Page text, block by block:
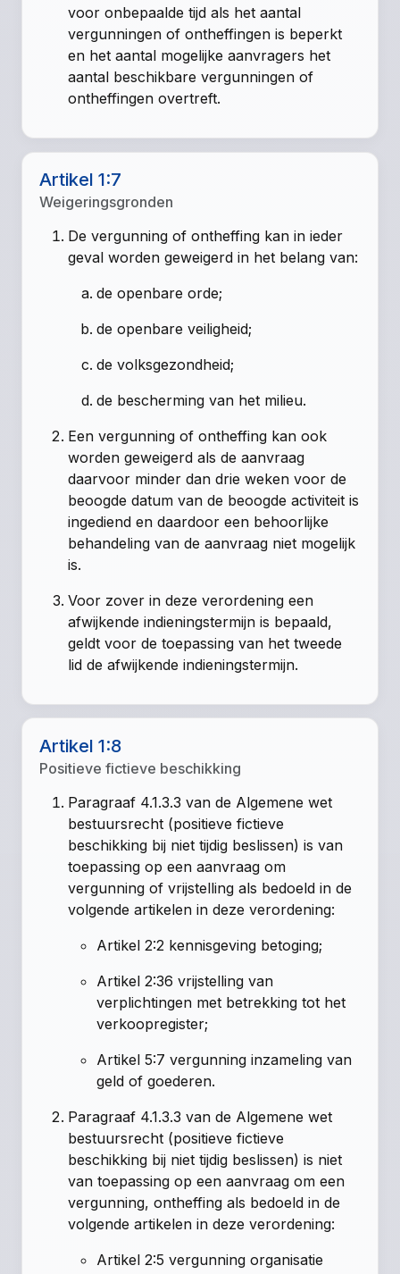
voor onbepaalde tijd als het aantal
vergunningen of ontheffingen is beperkt
en het aantal mogelijke aanvragers het
aantal beschikbare vergunningen of
ontheffingen overtreft.
Artikel 1:7
Weigeringsgronden
De vergunning of ontheffing kan in ieder
geval worden geweigerd in het belang van:
de openbare orde;
de openbare veiligheid;
de volksgezondheid;
de bescherming van het milieu.
Een vergunning of ontheffing kan ook
worden geweigerd als de aanvraag
daarvoor minder dan drie weken voor de
beoogde datum van de beoogde activiteit is
ingediend en daardoor een behoorlijke
behandeling van de aanvraag niet mogelijk
is.
Voor zover in deze verordening een
afwijkende indieningstermijn is bepaald,
geldt voor de toepassing van het tweede
lid de afwijkende indieningstermijn.
Artikel 1:8
Positieve fictieve beschikking
Paragraaf 4.1.3.3 van de Algemene wet
bestuursrecht (positieve fictieve
beschikking bij niet tijdig beslissen) is van
toepassing op een aanvraag om
vergunning of vrijstelling als bedoeld in de
volgende artikelen in deze verordening:
Artikel 2:2 kennisgeving betoging;
Artikel 2:36 vrijstelling van
verplichtingen met betrekking tot het
verkoopregister;
Artikel 5:7 vergunning inzameling van
geld of goederen.
Paragraaf 4.1.3.3 van de Algemene wet
bestuursrecht (positieve fictieve
beschikking bij niet tijdig beslissen) is niet
van toepassing op een aanvraag om een
vergunning, ontheffing als bedoeld in de
volgende artikelen in deze verordening:
Artikel 2:5 vergunning organisatie